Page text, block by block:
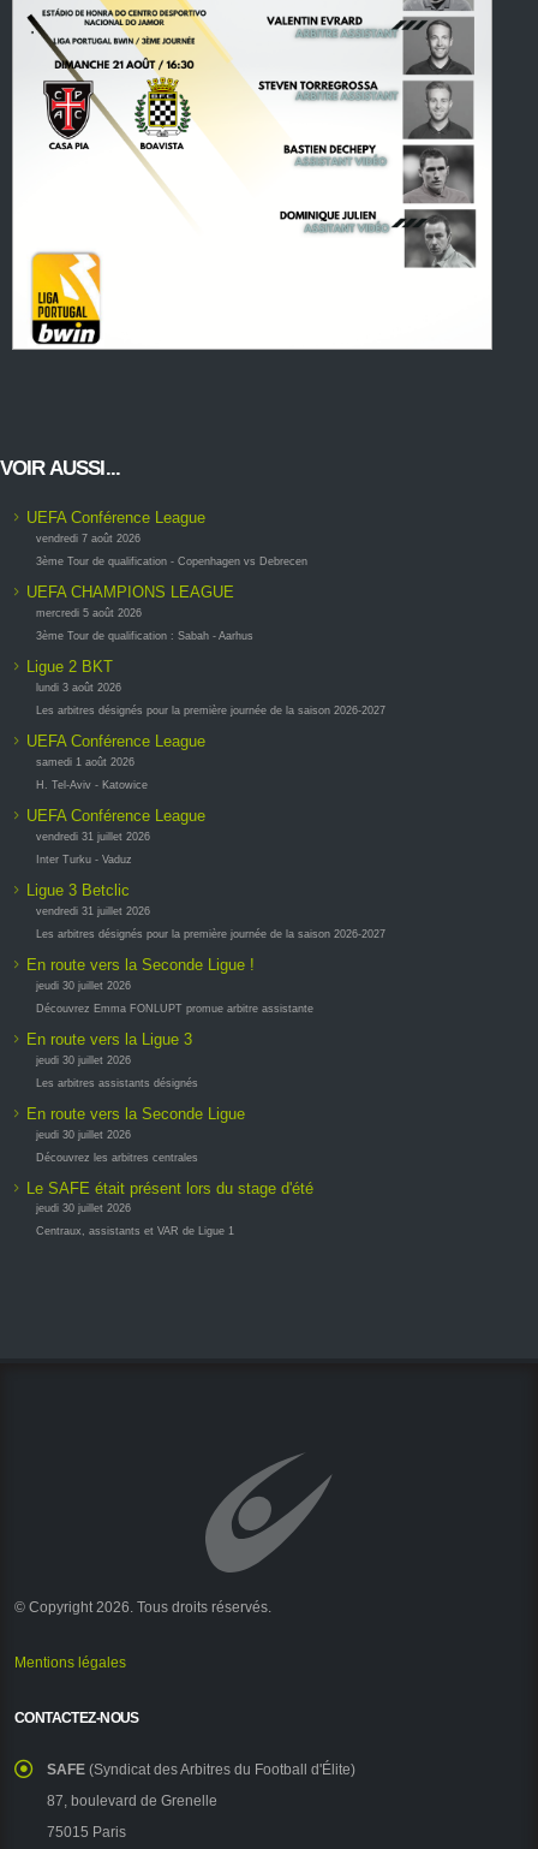
VOIR AUSSI...
UEFA Conférence League
vendredi 7 août 2026
3ème Tour de qualification - Copenhagen vs Debrecen
UEFA CHAMPIONS LEAGUE
mercredi 5 août 2026
3ème Tour de qualification : Sabah - Aarhus
Ligue 2 BKT
lundi 3 août 2026
Les arbitres désignés pour la première journée de la saison 2026-2027
UEFA Conférence League
samedi 1 août 2026
H. Tel-Aviv - Katowice
UEFA Conférence League
vendredi 31 juillet 2026
Inter Turku - Vaduz
Ligue 3 Betclic
vendredi 31 juillet 2026
Les arbitres désignés pour la première journée de la saison 2026-2027
En route vers la Seconde Ligue !
jeudi 30 juillet 2026
Découvrez Emma FONLUPT promue arbitre assistante
En route vers la Ligue 3
jeudi 30 juillet 2026
Les arbitres assistants désignés
En route vers la Seconde Ligue
jeudi 30 juillet 2026
Découvrez les arbitres centrales
Le SAFE était présent lors du stage d'été
jeudi 30 juillet 2026
Centraux, assistants et VAR de Ligue 1
© Copyright 2026. Tous droits réservés.
Mentions légales
CONTACTEZ-NOUS
SAFE (Syndicat des Arbitres du Football d'Élite)
87, boulevard de Grenelle
75015 Paris